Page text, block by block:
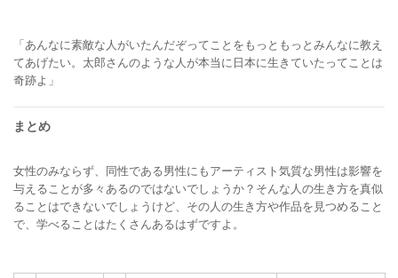
「あんなに素敵な人がいたんだぞってことをもっともっとみんなに教え
てあげたい。太郎さんのような人が本当に日本に生きていたってことは
奇跡よ」
まとめ
女性のみならず、同性である男性にもアーティスト気質な男性は影響を
与えることが多々あるのではないでしょうか？そんな人の生き方を真似
ることはできないでしょうけど、その人の生き方や作品を見つめること
で、学べることはたくさんあるはずですよ。